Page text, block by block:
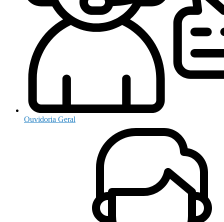
Ouvidoria Geral